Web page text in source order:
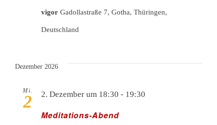
vigorGadollastraße 7, Gotha, Thüringen,
Deutschland
Dezember 2026
Mi.
2
Meditations-Abend
2. Dezember um 18:30 - 19:30